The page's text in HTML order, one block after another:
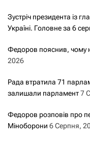
Зустріч президента із
Україні. Головне за 6
Федоров пояснив, чому
2026
Рада втратила 71
залишали парламент7
Федоров розповів про
Міноборони 6 Серпня,